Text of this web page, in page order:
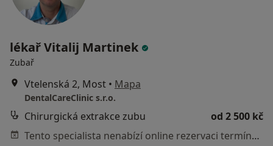
lékař Vitalij Martinek
Zubař
Vtelenská 2, Most • Mapa
DentalCareClinic s.r.o.
Chirurgická extrakce zubu
od 2 500 kč
Tento specialista nenabízí online rezervaci termínu na této adrese.